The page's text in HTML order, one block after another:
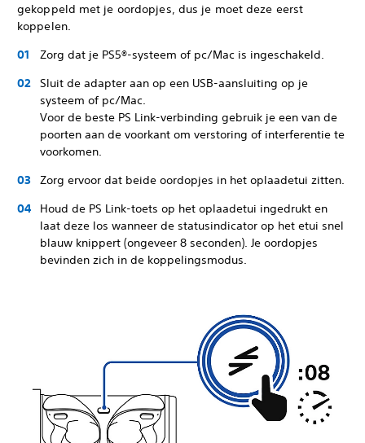
gekoppeld met je oordopjes, dus je moet deze eerst
koppelen.
Zorg dat je PS5®-systeem of pc/Mac is ingeschakeld.
Sluit de adapter aan op een USB-aansluiting op je
systeem of pc/Mac.
Voor de beste PS Link-verbinding gebruik je een van de
poorten aan de voorkant om verstoring of interferentie te
voorkomen.
Zorg ervoor dat beide oordopjes in het oplaadetui zitten.
Houd de PS Link-toets op het oplaadetui ingedrukt en
laat deze los wanneer de statusindicator op het etui snel
blauw knippert (ongeveer 8 seconden). Je oordopjes
bevinden zich in de koppelingsmodus.